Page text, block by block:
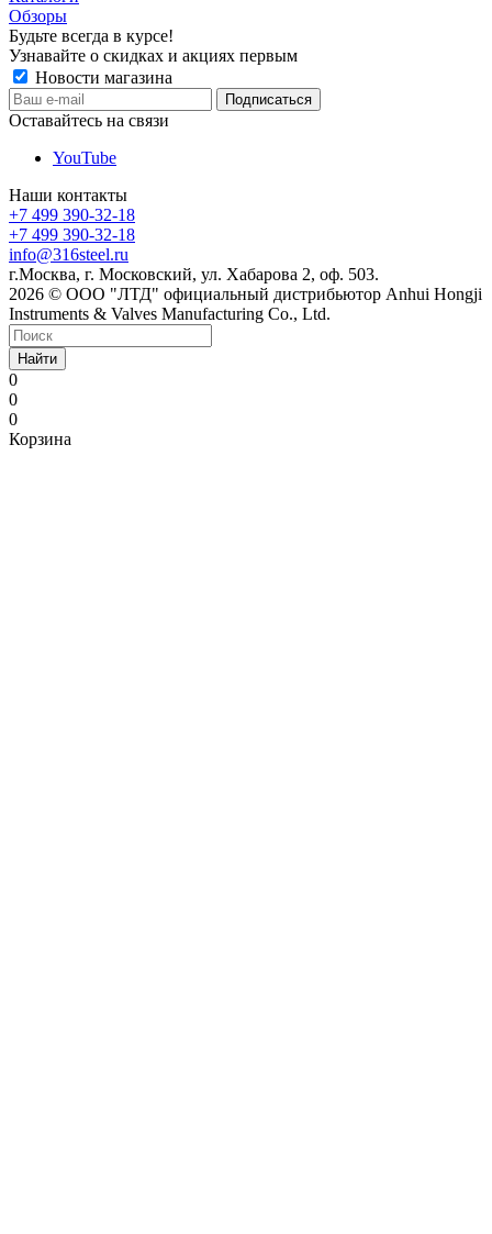
Обзоры
Будьте всегда в курсе!
Узнавайте о скидках и акциях первым
Новости магазина
Оставайтесь на связи
YouTube
Наши контакты
+7 499 390-32-18
+7 499 390-32-18
info@316steel.ru
г.Москва, г. Московский, ул. Хабарова 2, оф. 503.
2026 © ООО "ЛТД" официальный дистрибьютор Anhui Hongji
Instruments & Valves Manufacturing Co., Ltd.
Найти
0
0
0
Корзина